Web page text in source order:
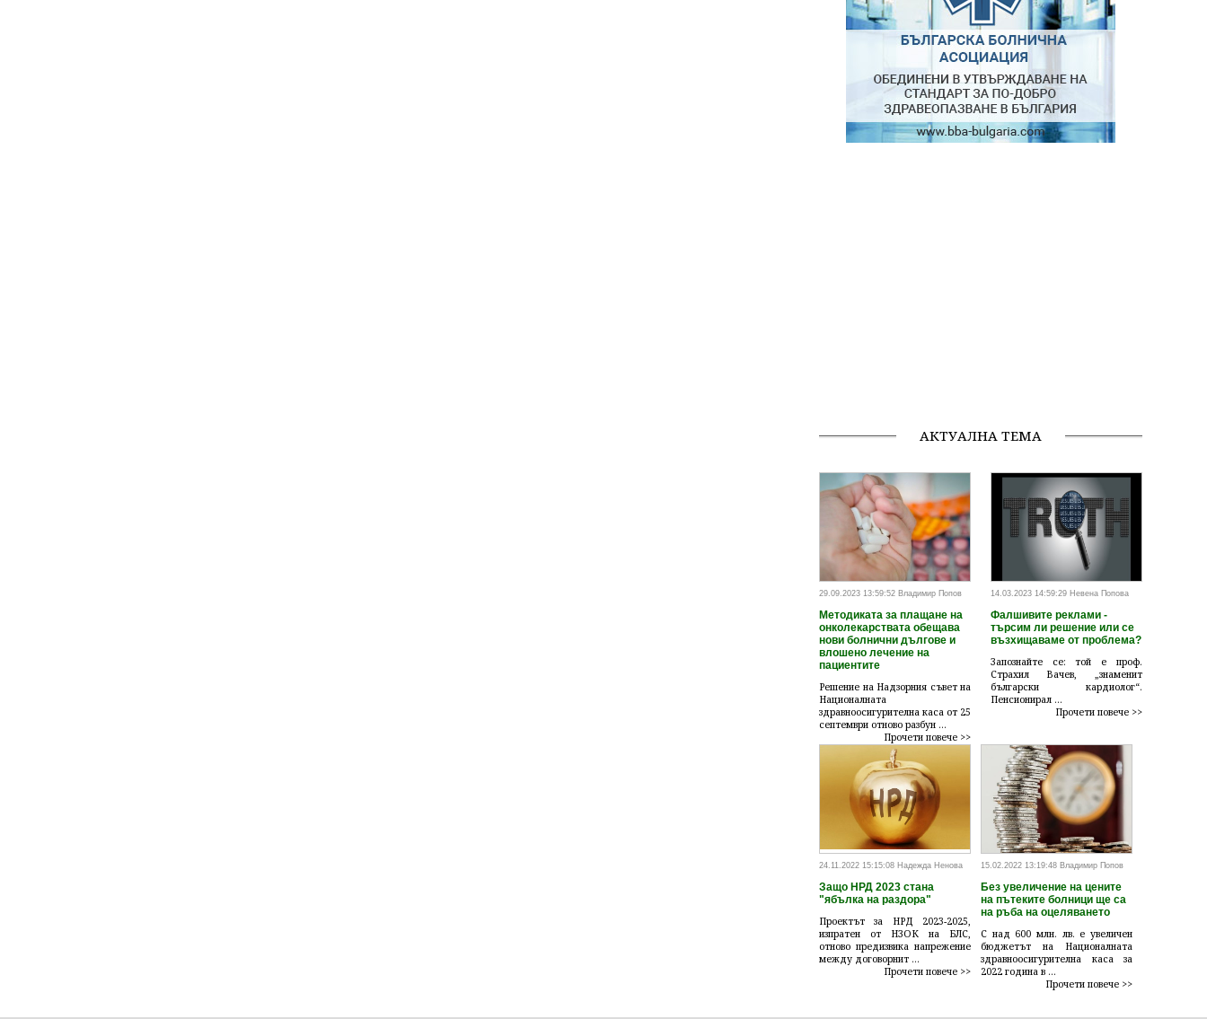
АКТУАЛНА ТЕМА
29.09.2023 13:59:52 Владимир Попов
Методиката за плащане на
онколекарствата обещава
нови болнични дългове и
влошено лечение на
пациентите
Решение на Надзорния съвет на
Националната
здравноосигурителна каса от 25
септември отново разбун ...
Прочети повече >>
14.03.2023 14:59:29 Невена Попова
Фалшивите реклами -
търсим ли решение или се
възхищаваме от проблема?
Запознайте се: той е проф.
Страхил Вачев, „знаменит
български кардиолог“.
Пенсионирал ...
Прочети повече >>
24.11.2022 15:15:08 Надежда Ненова
Защо НРД 2023 стана
"ябълка на раздора"
Проектът за НРД 2023-2025,
изпратен от НЗОК на БЛС,
отново предизвика напрежение
между договорнит ...
Прочети повече >>
15.02.2022 13:19:48 Владимир Попов
Без увеличение на цените
на пътеките болници ще са
на ръба на оцеляването
С над 600 млн. лв. е увеличен
бюджетът на Националната
здравноосигурителна каса за
2022 година в ...
Прочети повече >>